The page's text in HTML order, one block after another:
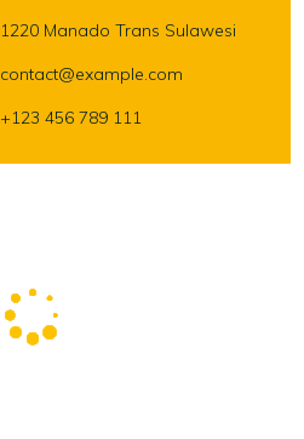
1220 Manado Trans Sulawesi
contact@example.com
+123 456 789 111